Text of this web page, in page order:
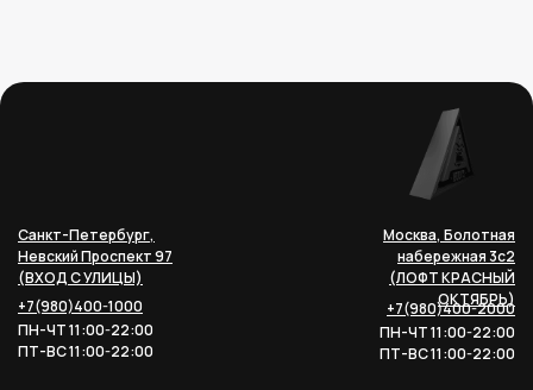
Санкт-Петербург,
Невский Проспект 97
(ВХОД С УЛИЦЫ)
+7(980)400-1000
ПН-ЧТ 11:00-22:00
ПТ-ВС 11:00-22:00
Москва, Болотная
набережная 3с2
(ЛОФТ КРАСНЫЙ
ОКТЯБРЬ)
+7(980)400-2000
ПН-ЧТ 11:00-22:00
ПТ-ВС 11:00-22:00